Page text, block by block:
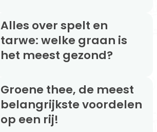
Alles over spelt en
tarwe: welke graan is
het meest gezond?
Groene thee, de meest
belangrijkste voordelen
op een rij!